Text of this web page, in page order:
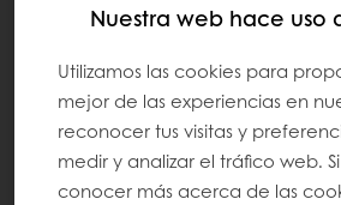
Nuestra web hace uso
Utilizamos las cookies para
mejor de las experiencias en
reconocer tus visitas y
medir y analizar el tráfico web.
conocer más acerca de las